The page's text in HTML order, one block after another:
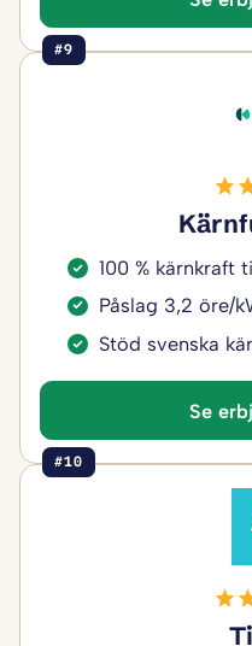
#9
100 % kärnkraft
Påslag 3,2 öre/
Stöd svenska
Se
#10